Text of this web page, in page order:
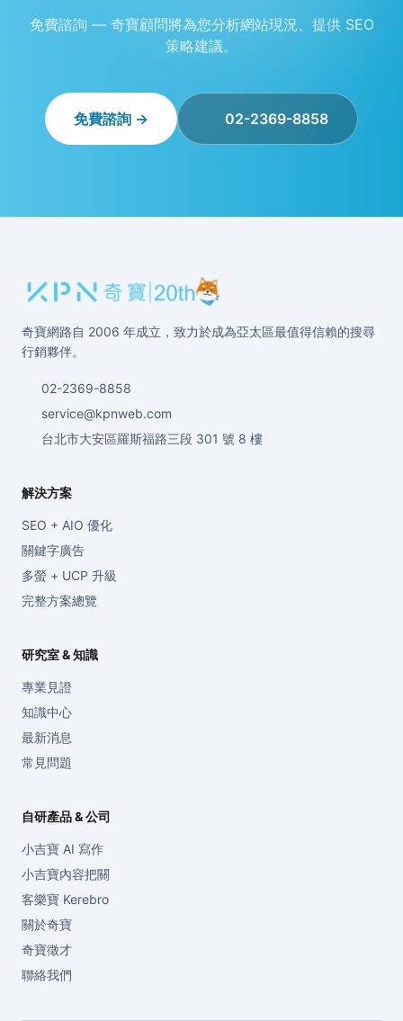
免費諮詢 — 奇寶顧問將為您分析網站現況、提供 SEO
策略建議。
免費諮詢 → 02-2369-8858
奇寶網路自 2006 年成立，致力於成為亞太區最值得信賴的搜尋
行銷夥伴。
02-2369-8858
service@kpnweb.com
台北市大安區羅斯福路三段 301 號 8 樓
解決方案
SEO + AIO 優化
關鍵字廣告
多螢 + UCP 升級
完整方案總覽
研究室 & 知識
專業見證
知識中心
最新消息
常見問題
自研產品 & 公司
小吉寶 AI 寫作
小吉寶內容把關
客樂寶 Kerebro
關於奇寶
奇寶徵才
聯絡我們